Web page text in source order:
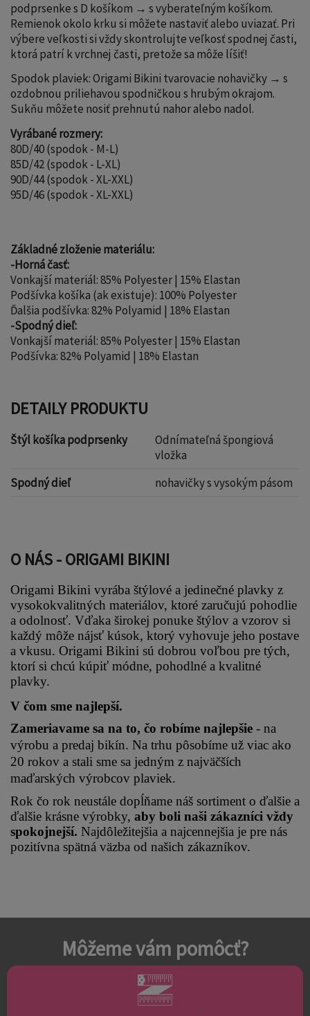
podprsenke s D košíkom → s vyberateľným košíkom.
Remienok okolo krku si môžete nastaviť alebo uviazať. Pri
výbere veľkosti si vždy skontrolujte veľkosť spodnej časti,
ktorá patrí k vrchnej časti, pretože sa môže líšiť!
Spodok plaviek: Origami Bikini tvarovacie nohavičky → s
ozdobnou priliehavou spodničkou s hrubým okrajom.
Sukňu môžete nosiť prehnutú nahor alebo nadol.
Vyrábané rozmery:
80D/40 (spodok - M-L)
85D/42 (spodok - L-XL)
90D/44 (spodok - XL-XXL)
95D/46 (spodok - XL-XXL)
Základné zloženie materiálu:
-Horná časť:
Vonkajší materiál: 85% Polyester | 15% Elastan
Podšívka košíka (ak existuje): 100% Polyester
Ďalšia podšívka: 82% Polyamid | 18% Elastan
-Spodný dieľ:
Vonkajší materiál: 85% Polyester | 15% Elastan
Podšívka: 82% Polyamid | 18% Elastan
DETAILY PRODUKTU
Štýl košíka podprsenky
Odnímateľná špongiová
vložka
Spodný dieľ
nohavičky s vysokým pásom
O NÁS - ORIGAMI BIKINI
Origami Bikini vyrába štýlové a jedinečné plavky z
vysokokvalitných materiálov, ktoré zaručujú pohodlie
a odolnosť. Vďaka širokej ponuke štýlov a vzorov si
každý môže nájsť kúsok, ktorý vyhovuje jeho postave
a vkusu. Origami Bikini sú dobrou voľbou pre tých,
ktorí si chcú kúpiť módne, pohodlné a kvalitné
plavky.
V čom sme najlepší.
Zameriavame sa na to, čo robíme najlepšie - na
výrobu a predaj bikín. Na trhu pôsobíme už viac ako
20 rokov a stali sme sa jedným z najväčších
maďarských výrobcov plaviek.
Rok čo rok neustále dopĺňame náš sortiment o ďalšie a
ďalšie krásne výrobky, aby boli naši zákazníci vždy
spokojnejší. Najdôležitejšia a najcennejšia je pre nás
pozitívna spätná väzba od našich zákazníkov.
Môžeme vám pomôcť?